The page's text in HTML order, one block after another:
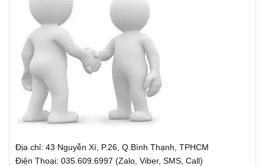
Địa chỉ: 43 Nguyễn Xí, P.26, Q.Bình Thạnh, TPHCM
Điện Thoại: 035.609.6997 (Zalo, Viber, SMS, Call)